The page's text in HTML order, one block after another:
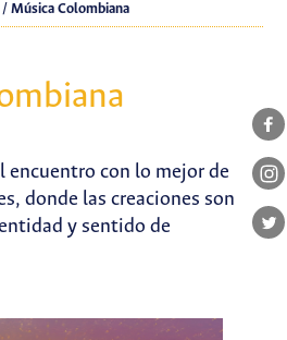
Música Colombiana
encuentro con lo mejor de
donde las creaciones son
y sentido de